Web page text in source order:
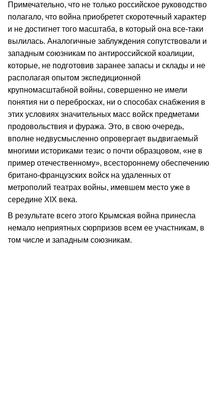
Примечательно, что не только российское руководство
полагало, что война приобретет скоротечный характер
и не достигнет того масштаба, в который она все-таки
вылилась. Аналогичные заблуждения сопутствовали и
западным союзникам по антироссийской коалиции,
которые, не подготовив заранее запасы и склады и не
располагая опытом экспедиционной
крупномасштабной войны, совершенно не имели
понятия ни о перебросках, ни о способах снабжения в
этих условиях значительных масс войск предметами
продовольствия и фуража. Это, в свою очередь,
вполне недвусмысленно опровергает выдвигаемый
многими историками тезис о почти образцовом, «не в
пример отечественному», всестороннему обеспечению
британо-французских войск на удаленных от
метрополий театрах войны, имевшем место уже в
середине XIX века.
В результате всего этого Крымская война принесла
немало неприятных сюрпризов всем ее участникам, в
том числе и западным союзникам.